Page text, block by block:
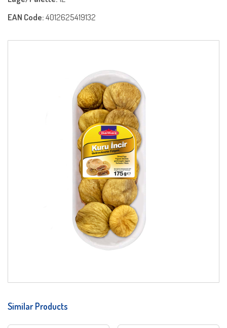
EAN Code:4012625419132
Similar Products